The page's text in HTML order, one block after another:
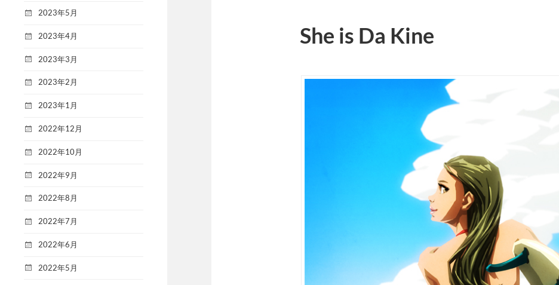
2023年5月
2023年4月
2023年3月
2023年2月
2023年1月
2022年12月
2022年10月
2022年9月
2022年8月
2022年7月
2022年6月
2022年5月
She is Da Kine